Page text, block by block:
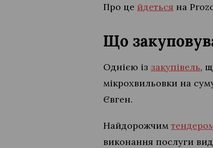
Про це йдеться на
Що
Однією із закупівель,
мікрохвильовки на
Євген.
Найдорожчим
виконання послуги